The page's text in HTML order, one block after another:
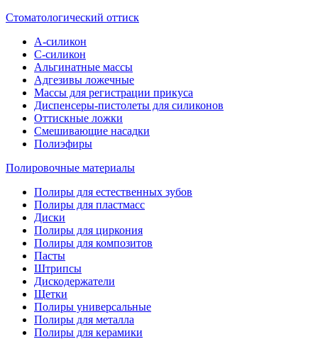
Стоматологический оттиск
А-силикон
C-силикон
Альгинатные массы
Адгезивы ложечные
Массы для регистрации прикуса
Диспенсеры-пистолеты для силиконов
Оттискные ложки
Смешивающие насадки
Полиэфиры
Полировочные материалы
Полиры для естественных зубов
Полиры для пластмасс
Диски
Полиры для циркония
Полиры для композитов
Пасты
Штрипсы
Дискодержатели
Щетки
Полиры универсальные
Полиры для металла
Полиры для керамики